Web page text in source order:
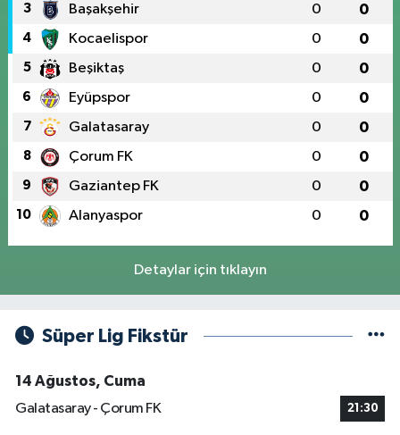
3 Başakşehir 0 0
4 Kocaelispor 0 0
5 Beşiktaş 0 0
6 Eyüpspor 0 0
7 Galatasaray 0 0
8 Çorum FK 0 0
9 Gaziantep FK 0 0
10 Alanyaspor 0 0
Detaylar için tıklayın
Süper Lig Fikstür
14 Ağustos, Cuma
Galatasaray - Çorum FK
21:30